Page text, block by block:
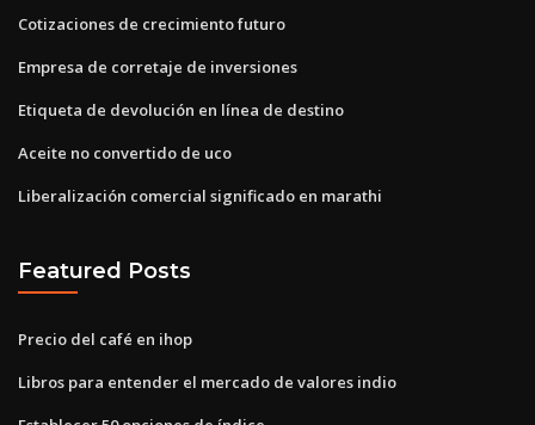
Cotizaciones de crecimiento futuro
Empresa de corretaje de inversiones
Etiqueta de devolución en línea de destino
Aceite no convertido de uco
Liberalización comercial significado en marathi
Featured Posts
Precio del café en ihop
Libros para entender el mercado de valores indio